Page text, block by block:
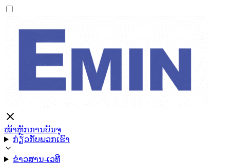
ໜ້າຫຼັກການບັນຈຸ
ກ່ຽວກັບພວກເຮົາ
ຂ່າວສານ-ເວທີ